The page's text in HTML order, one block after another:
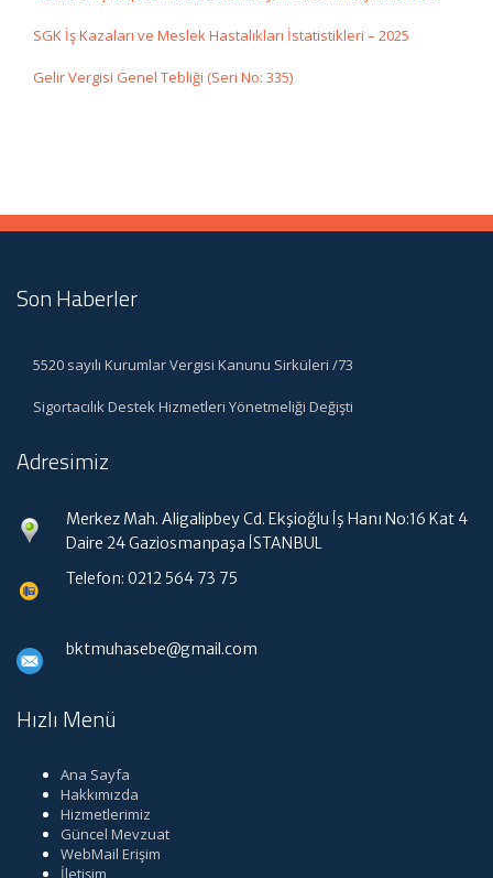
SGK İş Kazaları ve Meslek Hastalıkları İstatistikleri – 2025
Gelir Vergisi Genel Tebliği (Seri No: 335)
Son Haberler
5520 sayılı Kurumlar Vergisi Kanunu Sirküleri /73
Sigortacılık Destek Hizmetleri Yönetmeliği Değişti
Adresimiz
Merkez Mah. Aligalipbey Cd. Ekşioğlu İş Hanı No:16 Kat 4
Daire 24 Gaziosmanpaşa İSTANBUL
Telefon: 0212 564 73 75
bktmuhasebe@gmail.com
Hızlı Menü
Ana Sayfa
Hakkımızda
Hizmetlerimiz
Güncel Mevzuat
WebMail Erişim
İletişim